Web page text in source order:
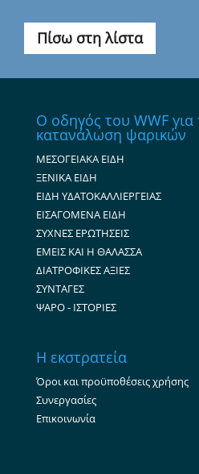
Πίσω στη λίστα
Ο οδηγός του WWF
κατανάλωση ψαρικών
ΜΕΣΟΓΕΙΑΚΑ ΕΙΔΗ
ΞΕΝΙΚΑ ΕΙΔΗ
ΕΙΔΗ ΥΔΑΤΟΚΑΛΛΙΕΡΓΕΙΑΣ
ΕΙΣΑΓΟΜΕΝΑ ΕΙΔΗ
ΣΥΧΝΕΣ ΕΡΩΤΗΣΕΙΣ
ΕΜΕΙΣ ΚΑΙ Η ΘΑΛΑΣΣΑ
ΔΙΑΤΡΟΦΙΚΕΣ ΑΞΙΕΣ
ΣΥΝΤΑΓΕΣ
ΨΑΡΟ - ΙΣΤΟΡΙΕΣ
Η εκστρατεία
Όροι και προϋποθέσεις χρήσης
Συνεργασίες
Επικοινωνία